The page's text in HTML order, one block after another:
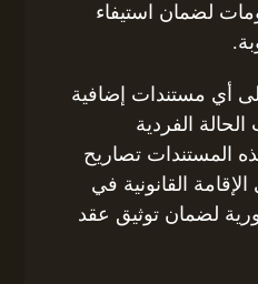
لضمان استيفاء
أي مستندات إضافية
الفردية
المستندات تصاريح
القانونية في
لضمان توثيق عقد